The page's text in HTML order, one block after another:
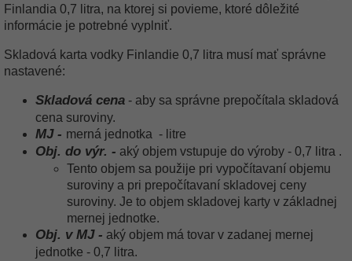
Finlandia 0,7 litra, na ktorej si povieme, ktoré dôležité
informácie je potrebné vyplniť.
Skladová karta vodky Finlandie 0,7 litra musí mať správne
nastavené:
Skladová cena - aby sa správne prepočítala skladová
cena suroviny.
MJ - merná jednotka - litre
Obj. do výr. - aký objem vstupuje do výroby - 0,7 litra .
Tento objem sa použije pri vypočítavaní objemu
suroviny a pri prepočítavaní skladovej ceny
suroviny. Je to objem skladovej karty v základnej
mernej jednotke.
Obj. v MJ - aký objem má tovar v zadanej mernej
jednotke - 0,7 litra.